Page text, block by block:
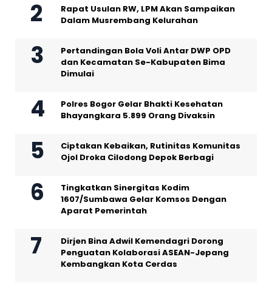
Rapat Usulan RW, LPM Akan Sampaikan
Dalam Musrembang Kelurahan
Pertandingan Bola Voli Antar DWP OPD
dan Kecamatan Se-Kabupaten Bima
Dimulai
Polres Bogor Gelar Bhakti Kesehatan
Bhayangkara 5.899 Orang Divaksin
Ciptakan Kebaikan, Rutinitas Komunitas
Ojol Droka Cilodong Depok Berbagi
Tingkatkan Sinergitas Kodim
1607/Sumbawa Gelar Komsos Dengan
Aparat Pemerintah
Dirjen Bina Adwil Kemendagri Dorong
Penguatan Kolaborasi ASEAN-Jepang
Kembangkan Kota Cerdas